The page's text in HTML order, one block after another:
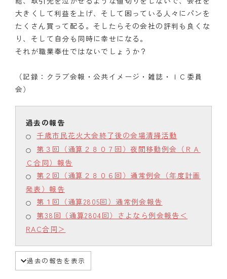
大きくして利益を上げ、そして困っている人々にパンを
たくさん買って配る。そしたらその会社の評判も良くな
り、そして自分も同時に幸せになる。
それが職業奉仕ではないでしょうか？
（記録：クラブ会報・公共イメージ・雑誌・ＩＣ委員
会）
千歳市民花火大会終了後の会場清掃活動
第３回（通算２８０７回）夜間移動例会（ＲＡ
Ｃ合同）報告
第２回（通算２８０６回）通常例会（年度計画
発表）報告
第１回（通算2805回）通常例会報告
第38回（通算2804回）さよなら例会報告＜
RAC合同＞
過去の報告を表示